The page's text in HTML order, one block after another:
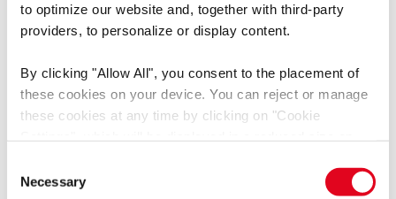
to optimize our website and, together with third-party
providers, to personalize or display content.
By clicking "Allow All", you consent to the placement of
these cookies on your device. You can reject or manage
these cookies at any time by clicking on "Cookie
Depending on the cookie preferences you choose, the full
Selection
Necessary
Северная и Южная Америка
Загрузить
Sikkerhetsdatablad LiqRep Plastic Part A – Isocyanate
[pdf]
Язык: Норвежский, Независимо от языка